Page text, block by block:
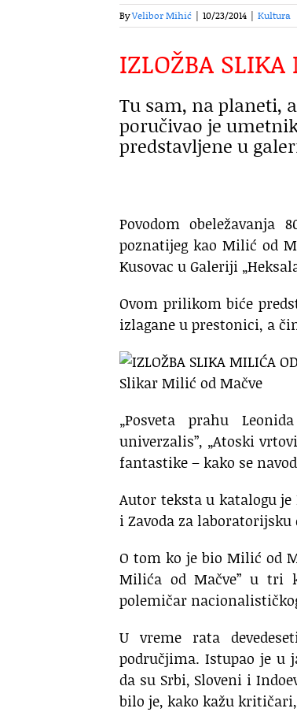
ByVelibor Mihić | 10/23/2014 | Kultura
IZLOŽBA
Tu sam, na planeti,
poručivao je
predstavljene u
Povodom obeležavanja
poznatijeg kao Milić od
Kusovac u Galeriji
Ovom prilikom biće
izlagane u prestonici, a
Slikar Milić od Mačve
„Posveta prahu
univerzalis”, „Atoski
fantastike – kako se
Autor teksta u katalogu
i Zavoda za laboratorijsku
O tom ko je bio Milić od
Milića od Mačve” u tri
polemičar
U vreme rata
područjima. Istupao je u
da su Srbi, Sloveni i
bilo je, kako kažu